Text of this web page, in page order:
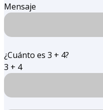
Mensaje
¿Cuánto es 3 + 4?
3 + 4